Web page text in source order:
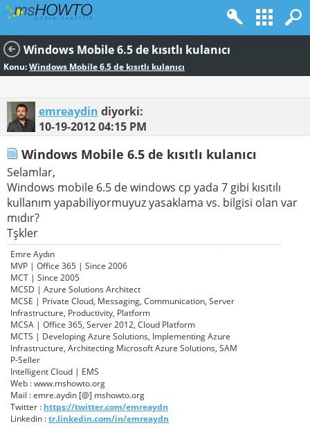
Windows Mobile 6.5 de kısıtlı kulanıcı
Konu:Windows Mobile 6.5 de kısıtlı kulanıcı
emreaydin diyorki:
10-19-201204:15 PM
Windows Mobile 6.5 de kısıtlı kulanıcı
Selamlar,
Windows mobile 6.5 de windows cp yada 7 gibi kısıtılı
kullanım yapabiliyormuyuz yasaklama vs. bilgisi olan var
mıdır?
Tşkler
Emre Aydın
MVP | Office 365 | Since 2006
MCT | Since 2005
MCSD | Azure Solutions Architect
MCSE | Private Cloud, Messaging, Communication, Server
Infrastructure, Productivity, Platform
MCSA | Office 365, Server 2012, Cloud Platform
MCTS | Developing Azure Solutions, Implementing Azure
Infrastructure, Architecting Microsoft Azure Solutions, SAM
P-Seller
Intelligent Cloud | EMS
Web : www.mshowto.org
Mail : emre.aydin [@] mshowto.org
Twitter : https://twitter.com/emreaydn
Linkedin :tr.linkedin.com/in/emreaydn